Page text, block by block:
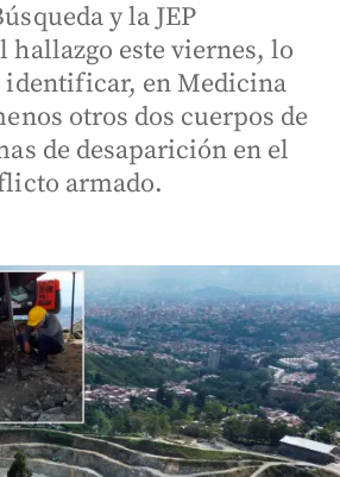
y la JEP
este viernes, lo
en Medicina
otros dos cuerpos de
de desaparición en el
armado.